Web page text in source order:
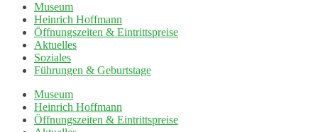
Museum
Heinrich Hoffmann
Öffnungszeiten & Eintrittspreise
Aktuelles
Soziales
Führungen & Geburtstage
Museum
Heinrich Hoffmann
Öffnungszeiten & Eintrittspreise